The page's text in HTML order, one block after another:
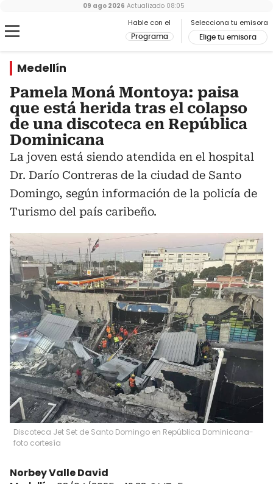
Hable con el
Programa
Selecciona tu emisora
Elige tu emisora
09 ago 2026 Actualizado 08:05
Medellín
Pamela Moná Montoya: paisa
que está herida tras el colapso
de una discoteca en República
Dominicana
La joven está siendo atendida en el hospital
Dr. Darío Contreras de la ciudad de Santo
Domingo, según información de la policía de
Turismo del país caribeño.
Discoteca Jet Set de Santo Domingo en República Dominicana-
foto cortesía
Norbey Valle David